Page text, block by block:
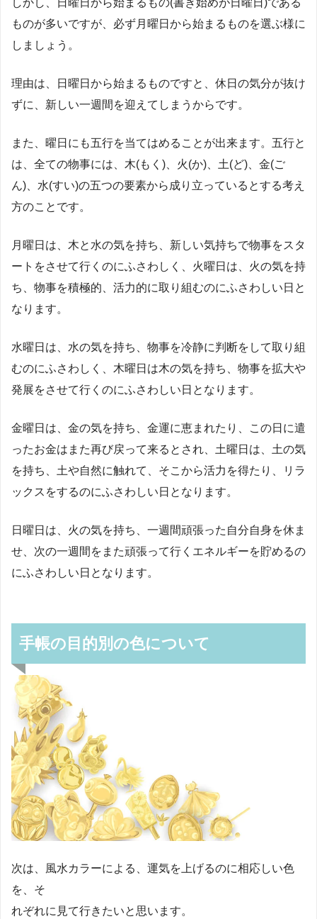
ものが多いですが、必ず月曜日から始まるものを選ぶ様に
しましょう。
理由は、日曜日から始まるものですと、休日の気分が抜け
ずに、新しい一週間を迎えてしまうからです。
また、曜日にも五行を当てはめることが出来ます。五行と
は、全ての物事には、木(もく)、火(か)、土(ど)、金(ご
ん)、水(すい)の五つの要素から成り立っているとする考え
方のことです。
月曜日は、木と水の気を持ち、新しい気持ちで物事をスタ
ートをさせて行くのにふさわしく、火曜日は、火の気を持
ち、物事を積極的、活力的に取り組むのにふさわしい日と
なります。
水曜日は、水の気を持ち、物事を冷静に判断をして取り組
むのにふさわしく、木曜日は木の気を持ち、物事を拡大や
発展をさせて行くのにふさわしい日となります。
金曜日は、金の気を持ち、金運に恵まれたり、この日に遣
ったお金はまた再び戻って来るとされ、土曜日は、土の気
を持ち、土や自然に触れて、そこから活力を得たり、リラ
ックスをするのにふさわしい日となります。
日曜日は、火の気を持ち、一週間頑張った自分自身を休ま
せ、次の一週間をまた頑張って行くエネルギーを貯めるの
にふさわしい日となります。
手帳の目的別の色について
次は、風水カラーによる、運気を上げるのに相応しい色
を、そ
れぞれに見て行きたいと思います。